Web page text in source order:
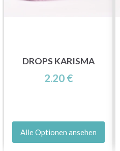
DROPS KARISMA
2.20 €
Alle Optionen ansehen